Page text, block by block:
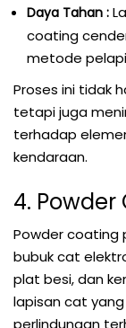
Daya Tahan :
coating
metode
Proses ini tidak
tetapi juga
terhadap
kendaraan.
4. Powder
Powder coating
bubuk cat
plat besi, dan
lapisan cat
perlindungan